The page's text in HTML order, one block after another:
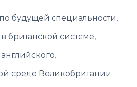
будущей специальности,
британской системе,
среде Великобритании.